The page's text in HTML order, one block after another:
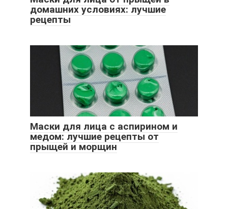
домашних условиях: лучшие
рецепты
Маски для лица с аспирином и
медом: лучшие рецепты от
прыщей и морщин